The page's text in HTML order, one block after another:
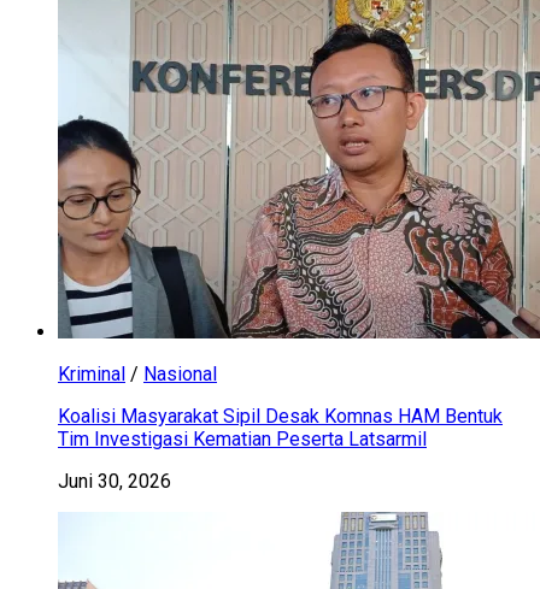
Kriminal / Nasional
Koalisi Masyarakat Sipil Desak Komnas HAM Bentuk
Tim Investigasi Kematian Peserta Latsarmil
Juni 30, 2026